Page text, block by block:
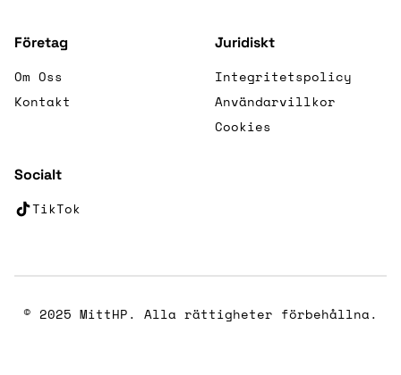
Företag
Om Oss
Kontakt
Juridiskt
Integritetspolicy
Användarvillkor
Cookies
Socialt
TikTok
(öppnas i nytt fönster)
© 2025 MittHP. Alla rättigheter förbehållna.